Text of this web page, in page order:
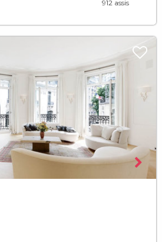
912 assis